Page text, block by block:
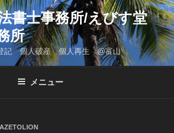
書士事務所/えびす堂
所
個人破産 個人再生 @富山
メニュー